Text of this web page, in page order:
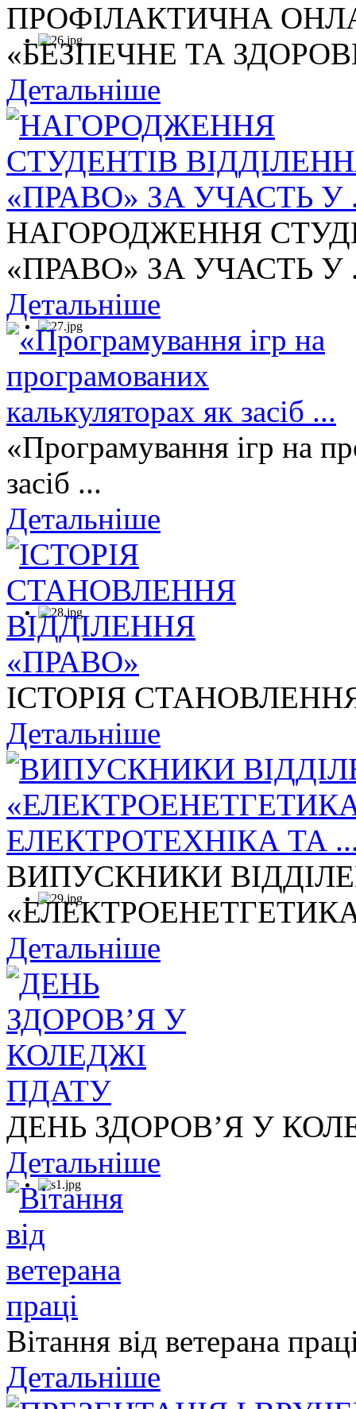
ПРОФІЛАКТИЧНА
«БЕЗПЕЧНЕ ТА
Детальніше
НАГОРОДЖЕННЯ
«ПРАВО» ЗА УЧАСТЬ У
Детальніше
«Програмування ігр на
засіб ...
Детальніше
ІСТОРІЯ
Детальніше
ВИПУСКНИКИ
Детальніше
ДЕНЬ ЗДОРОВ’Я У
Детальніше
Вітання від ветерана
Детальніше